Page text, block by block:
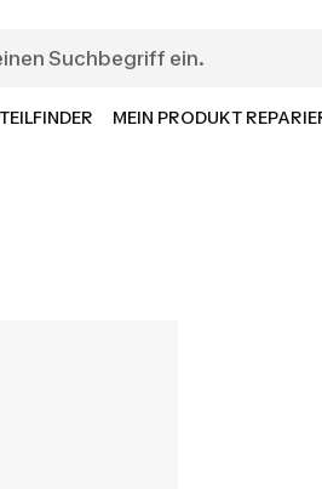
MEIN PRODUKT